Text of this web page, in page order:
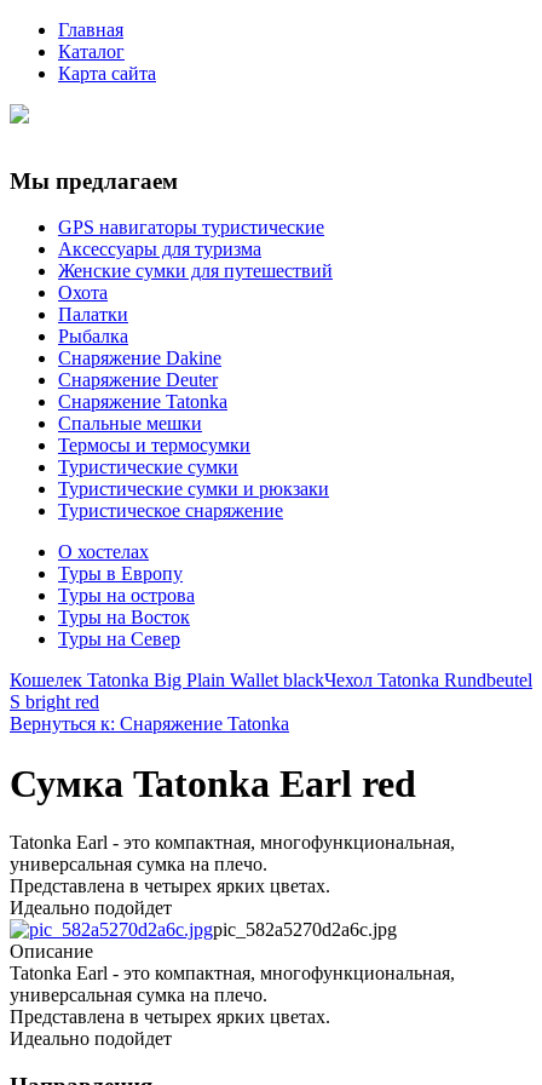
Главная
Каталог
Карта сайта
Мы предлагаем
GPS навигаторы туристические
Аксессуары для туризма
Женские сумки для путешествий
Охота
Палатки
Рыбалка
Снаряжение Dakine
Снаряжение Deuter
Снаряжение Tatonka
Спальные мешки
Термосы и термосумки
Туристические сумки
Туристические сумки и рюкзаки
Туристическое снаряжение
О хостелах
Туры в Европу
Туры на острова
Туры на Восток
Туры на Север
Кошелек Tatonka Big Plain Wallet blackЧехол Tatonka Rundbeutel
S bright red
Вернуться к: Снаряжение Tatonka
Сумка Tatonka Earl red
Tatonka Earl - это компактная, многофункциональная,
универсальная сумка на плечо.
Представлена в четырех ярких цветах.
Идеально подойдет
pic_582a5270d2a6c.jpg
Описание
Tatonka Earl - это компактная, многофункциональная,
универсальная сумка на плечо.
Представлена в четырех ярких цветах.
Идеально подойдет